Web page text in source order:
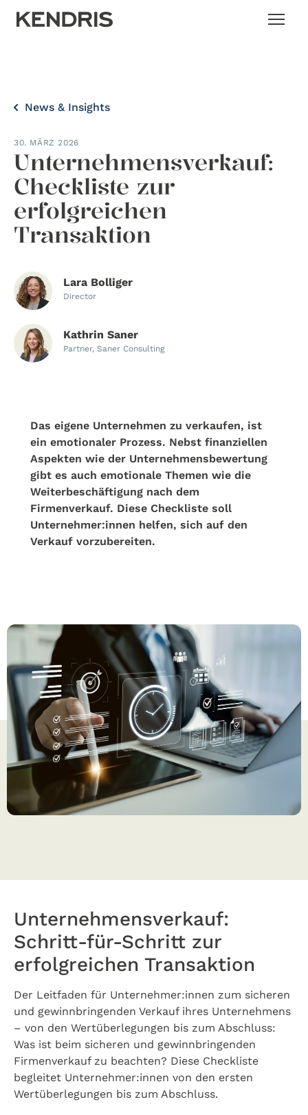
News & Insights
30. MÄRZ 2026
Unternehmensverkauf:
Checkliste zur
erfolgreichen
Transaktion
Lara Bolliger
Director
Kathrin Saner
Partner, Saner Consulting
Das eigene Unternehmen zu verkaufen, ist
ein emotionaler Prozess. Nebst finanziellen
Aspekten wie der Unternehmensbewertung
gibt es auch emotionale Themen wie die
Weiterbeschäftigung nach dem
Firmenverkauf. Diese Checkliste soll
Unternehmer:innen helfen, sich auf den
Verkauf vorzubereiten.
Unternehmensverkauf:
Schritt-für-Schritt zur
erfolgreichen Transaktion
Der Leitfaden für Unternehmer:innen zum sicheren
und gewinnbringenden Verkauf ihres Unternehmens
– von den Wertüberlegungen bis zum Abschluss:
Was ist beim sicheren und gewinnbringenden
Firmenverkauf zu beachten? Diese Checkliste
begleitet Unternehmer:innen von den ersten
Wertüberlegungen bis zum Abschluss.